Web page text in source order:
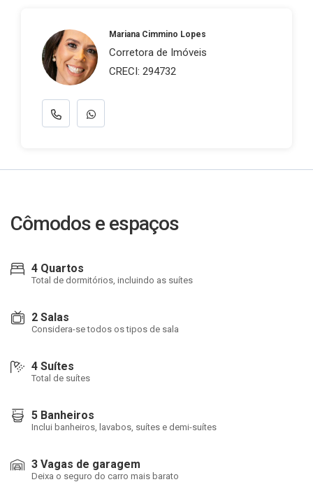
Mariana Cimmino Lopes
Corretora de Imóveis
CRECI: 294732
Cômodos e espaços
4 Quartos
Total de dormitórios, incluindo as suítes
2 Salas
Considera-se todos os tipos de sala
4 Suítes
Total de suítes
5 Banheiros
Inclui banheiros, lavabos, suítes e demi-suítes
3 Vagas de garagem
Deixa o seguro do carro mais barato